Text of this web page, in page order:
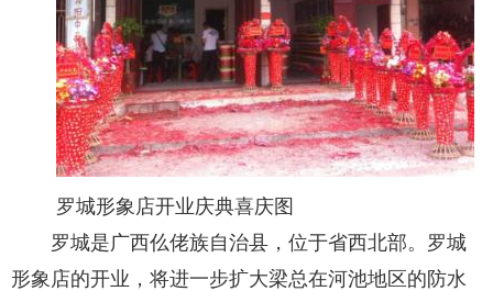
罗城形象店开业庆典喜庆图
罗城是广西仫佬族自治县，位于省西北部。罗城
形象店的开业，将进一步扩大梁总在河池地区的防水